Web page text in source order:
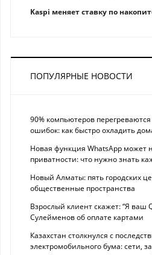
Kaspi меняет ставку по
ПОПУЛЯРНЫЕ НОВОСТИ
90% компьютеров
ошибок: как быстро охладить
Новая функция WhatsApp может
приватности: что нужно знать
Новый Алматы: пять городских
общественные пространства
Взрослый клиент скажет: “Я ваш
Сулейменов об оплате картами
Казахстан столкнулся с
электромобильного бума: сети,